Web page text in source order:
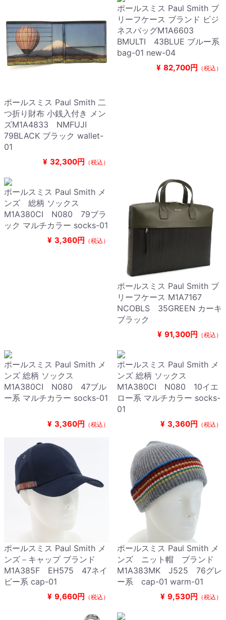
ポールスミス Paul Smith 二
つ折り財布 小銭入付き メン
ズM1A4833 NMFUJI
79BLACK ブラック wallet-
01
¥ 32,300円 （税込）
ポールスミス Paul Smith ブ
リーフケース ブランド ビジ
ネスバッグM1A6603
BMULTI 43BLUE ブルー系
bag-01 new-04
¥ 82,700円 （税込）
ポールスミス Paul Smith メ
ンズ 総柄 ソックス
M1A380CI N080 79ブラ
ック マルチカラー socks-01
¥ 3,360円 （税込）
ポールスミス Paul Smith ブ
リーフケース M1A7167
NCOBLS 35GREEN カーキ
ブラック
¥ 91,300円 （税込）
ポールスミス Paul Smith メ
ンズ 総柄 ソックス
M1A380CI N080 47ブル
ー系 マルチカラー socks-01
¥ 3,360円 （税込）
ポールスミス Paul Smith メ
ンズ 総柄 ソックス
M1A380CI N080 10イエ
ロー系 マルチカラー socks-
01
¥ 3,360円 （税込）
ポールスミス Paul Smith メ
ンズ－キャップ ブランド
M1A385F EH575 47ネイ
ビー系 cap-01
¥ 9,660円 （税込）
ポールスミス Paul Smith メ
ンズ ニット帽 ブランド
M1A383MK J525 76グレ
ー系 cap-01 warm-01
¥ 9,530円 （税込）